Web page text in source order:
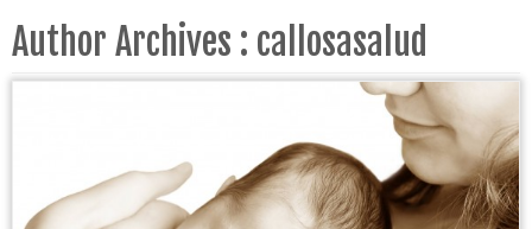
Author Archives : callosasalud